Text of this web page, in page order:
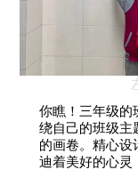
你瞧！三年级的
绕自己的班级主
的画卷。精心设
迪着美好的心灵